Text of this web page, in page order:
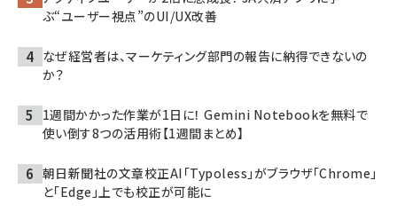
ぶ“ユーザー視点”のUI/UX改善
なぜ経営者は、マーケティング部門の報告に納得できないの
か？
1週間かかった作業が1日に！ Gemini Notebookを無料で
使い倒す8つの活用術【1週間まとめ】
朝日新聞社の文章校正AI「Typoless」がブラウザ「Chrome」
と「Edge」上でも校正が可能に